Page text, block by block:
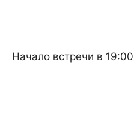
Начало встречи в 19:00